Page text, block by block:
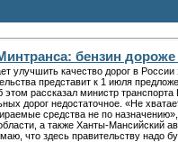
бензин
улучшить качество дорог в
представит к 1 июля
этом рассказал министр
дорог недостаточное. «Не
средства не по
а также Ханты-Мансийский
что здесь правительству надо